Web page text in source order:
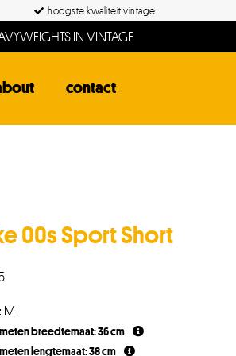
hoogste kwaliteit vintage
IN VINTAGE
contact
00s Sport Short
M
breedtemaat: 36 cm
lengtemaat: 38 cm